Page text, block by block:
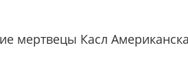
мертвецы Касл